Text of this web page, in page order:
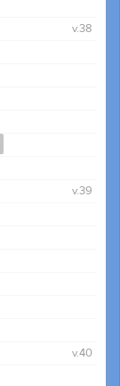
v.38
v.39
v.40